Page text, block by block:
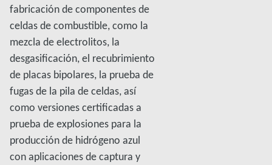
fabricación de componentes de
celdas de combustible, como la
mezcla de electrolitos, la
desgasificación, el recubrimiento
de placas bipolares, la prueba de
fugas de la pila de celdas, así
como versiones certificadas a
prueba de explosiones para la
producción de hidrógeno azul
con aplicaciones de captura y